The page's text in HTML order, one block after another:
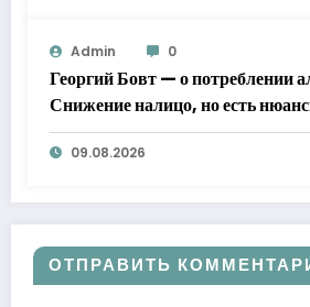
Admin 0
Георгий Бовт — о потреблении
Снижение налицо, но есть
09.08.2026
ОТПРАВИТЬ